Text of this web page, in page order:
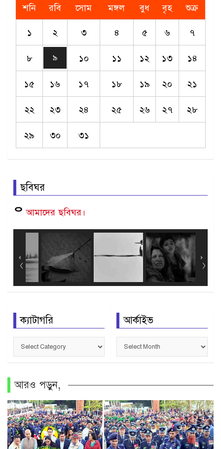
শনি রবি সোম মঙ্গল বুধ বৃহ
শুক্র
১
২ ৩ ৪ ৫ ৬
৭
৮
৯ ১০ ১১ ১২ ১৩
১৪
১৫
১৬ ১৭ ১৮ ১৯ ২০
২১
২২
২৩ ২৪ ২৫ ২৬ ২৭
২৮
২৯
৩০ ৩১
ছবিঘর
ᄋআমাদের ছবিঘর।
Bird.
আর্কাইভ
আর্কাইভ
ক্যাটাগরি
ক্যাটাগরি
আরও পড়ুন,